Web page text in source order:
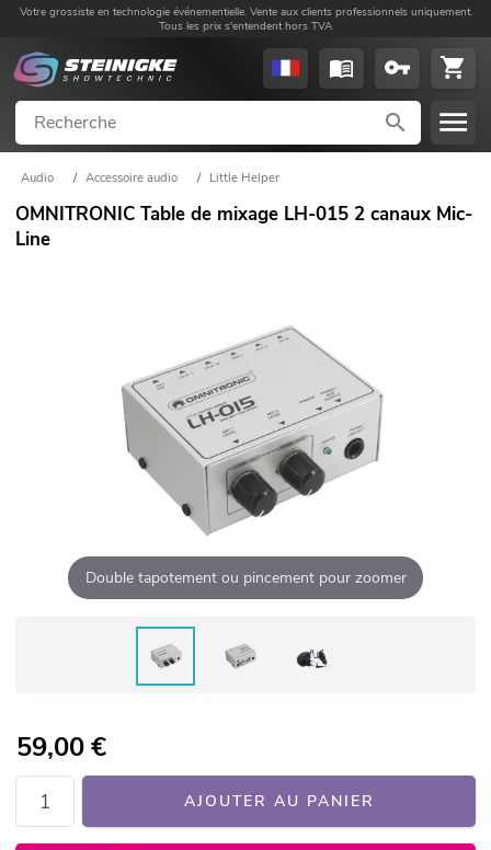
Votre grossiste en technologie événementielle. Vente aux clients professionnels uniquement.
Tous les prix s'entendent hors TVA
Audio / Accessoire audio / Little Helper
OMNITRONIC Table de mixage LH-015 2 canaux Mic-
Line
Double tapotement ou pincement pour zoomer
59,00€
AJOUTER AU PANIER